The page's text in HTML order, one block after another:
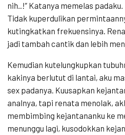
nih..!” Katanya memelas padaku.
Tidak kuperdulikan
kutingkatkan frekuensinya.
jadi tambah cantik dan lebih
Kemudian kutelungkupkan
kakinya berlutut di lantai, aku
sex padanya. Kuusapkan
analnya, tapi renata menolak,
membimbing kejantananku ke
menunggu lagi, kusodokkan